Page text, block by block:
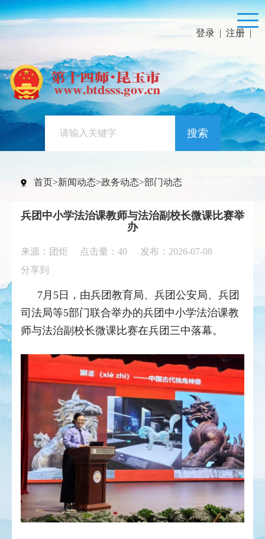
登录 | 注册 |
搜索
首页>新闻动态>政务动态>部门动态
兵团中小学法治课教师与法治副校长微课比赛举
办
来源：团炬 点击量： 40
发布：2026-07-08
分享到
7月5日，由兵团教育局、兵团公安局、兵团
司法局等5部门联合举办的兵团中小学法治课教
师与法治副校长微课比赛在兵团三中落幕。